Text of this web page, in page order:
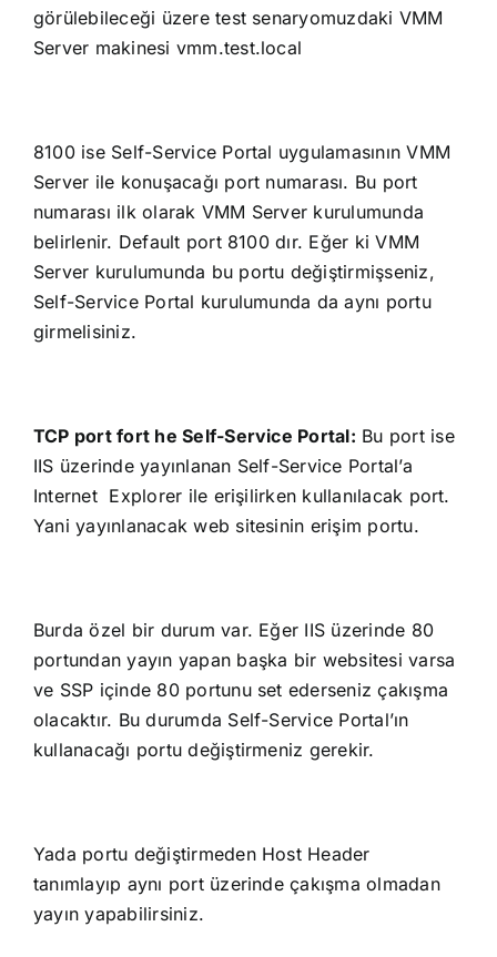
görülebileceği üzere test senaryomuzdaki VMM
Server makinesi vmm.test.local
8100 ise Self-Service Portal uygulamasının VMM
Server ile konuşacağı port numarası. Bu port
numarası ilk olarak VMM Server kurulumunda
belirlenir. Default port 8100 dır. Eğer ki VMM
Server kurulumunda bu portu değiştirmişseniz,
Self-Service Portal kurulumunda da aynı portu
girmelisiniz.
TCP port fort he Self-Service Portal: Bu port ise
IIS üzerinde yayınlanan Self-Service Portal’a
Internet Explorer ile erişilirken kullanılacak port.
Yani yayınlanacak web sitesinin erişim portu.
Burda özel bir durum var. Eğer IIS üzerinde 80
portundan yayın yapan başka bir websitesi varsa
ve SSP içinde 80 portunu set ederseniz çakışma
olacaktır. Bu durumda Self-Service Portal’ın
kullanacağı portu değiştirmeniz gerekir.
Yada portu değiştirmeden Host Header
tanımlayıp aynı port üzerinde çakışma olmadan
yayın yapabilirsiniz.